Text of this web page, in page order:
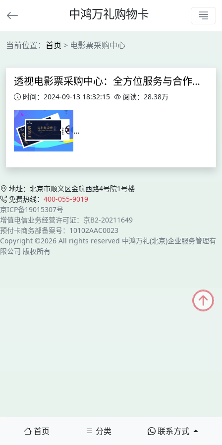
中鸿万礼购物卡
当前位置： 首页 > 电影票采购中心
透视电影票采购中心：全方位服务与合作网络
时间：2024-09-13 18:32:15 阅读：28.38万
...
地址：北京市顺义区金航西路4号院1号楼
免费热线： 400-055-9019
京ICP备19015307号
增值电信业务经营许可证：京B2-20211649
预付卡商务部备案号：10102AAC0023
Copyright ©2026 All rights reserved 中鸿万礼(北京)企业服务管理有
限公司 版权所有
首页 分类 联系方式